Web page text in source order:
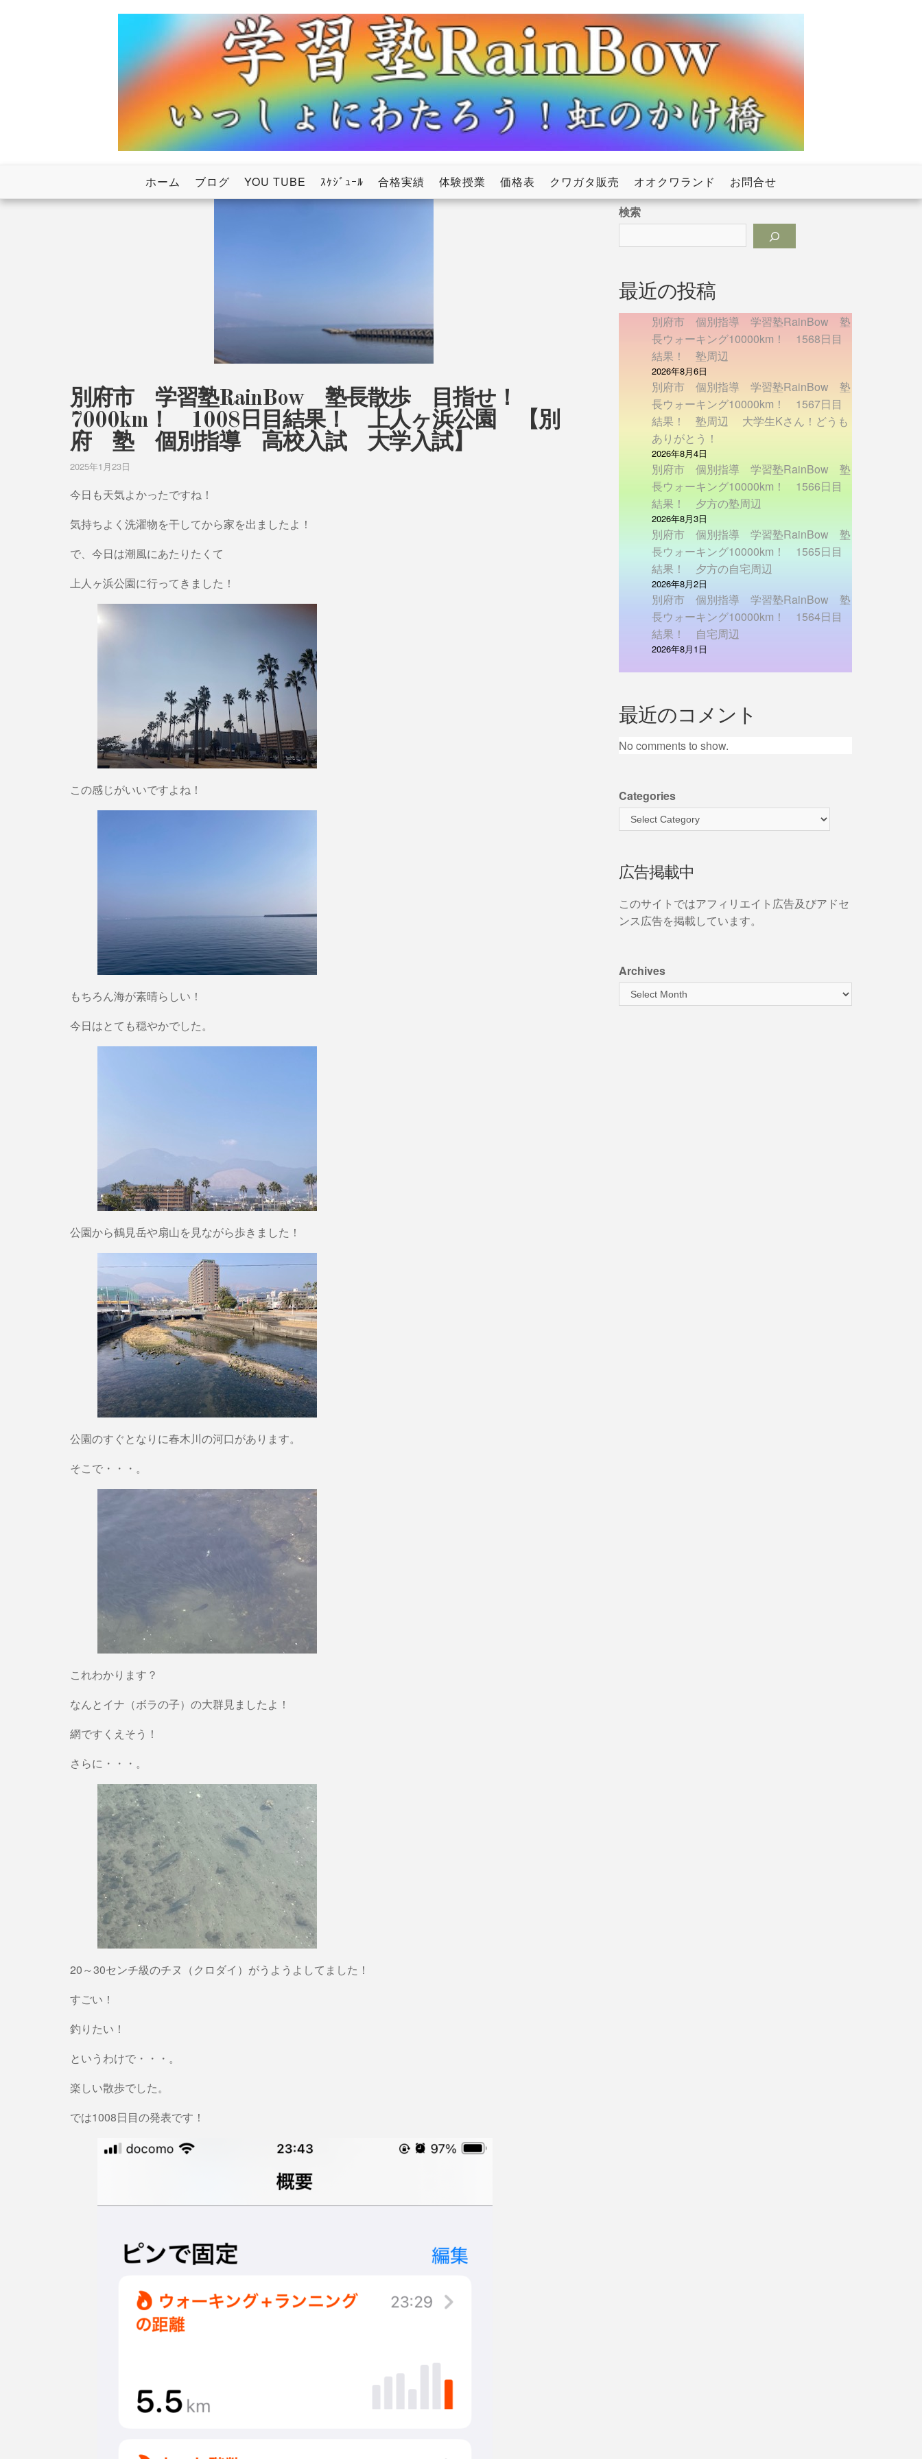
学習塾RainBow
ホーム ブログ YOU TUBE ｽｹｼﾞｭｰﾙ 合格実績 体験授業 価格表 クワガタ販売 オオクワランド お問合せ
別府市 学習塾RainBow 塾長散歩 目指せ！
7000km！ 1008日目結果！ 上人ヶ浜公園 【別
府 塾 個別指導 高校入試 大学入試】
2025年1月23日
今日も天気よかったですね！
気持ちよく洗濯物を干してから家を出ましたよ！
で、今日は潮風にあたりたくて
上人ヶ浜公園に行ってきました！
この感じがいいですよね！
もちろん海が素晴らしい！
今日はとても穏やかでした。
公園から鶴見岳や扇山を見ながら歩きました！
公園のすぐとなりに春木川の河口があります。
そこで・・・。
これわかります？
なんとイナ（ボラの子）の大群見ましたよ！
網ですくえそう！
さらに・・・。
20～30センチ級のチヌ（クロダイ）がうようよしてました！
すごい！
釣りたい！
というわけで・・・。
楽しい散歩でした。
では1008日目の発表です！
検索
最近の投稿
別府市 個別指導 学習塾RainBow 塾
長ウォーキング10000km！ 1568日目
結果！ 塾周辺
2026年8月6日
別府市 個別指導 学習塾RainBow 塾
長ウォーキング10000km！ 1567日目
結果！ 塾周辺 大学生Kさん！どうも
ありがとう！
2026年8月4日
別府市 個別指導 学習塾RainBow 塾
長ウォーキング10000km！ 1566日目
結果！ 夕方の塾周辺
2026年8月3日
別府市 個別指導 学習塾RainBow 塾
長ウォーキング10000km！ 1565日目
結果！ 夕方の自宅周辺
2026年8月2日
別府市 個別指導 学習塾RainBow 塾
長ウォーキング10000km！ 1564日目
結果！ 自宅周辺
2026年8月1日
最近のコメント
No comments to show.
Categories
広告掲載中
このサイトではアフィリエイト広告及びアドセ
ンス広告を掲載しています。
Archives